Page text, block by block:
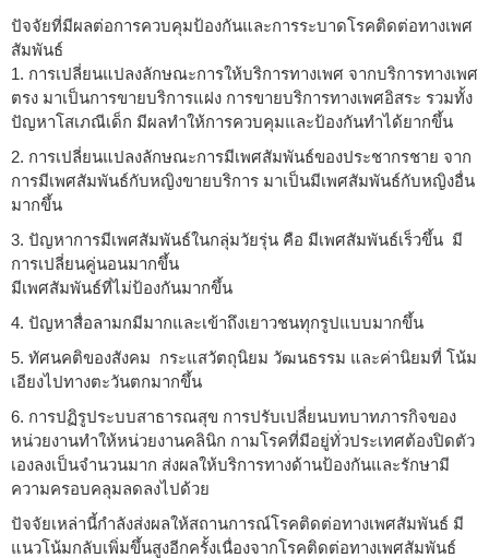
ปัจจัยที่มีผลต่อการควบคุมป้องกันและการระบาดโรคติดต่อทางเพศ
สัมพันธ์
1. การเปลี่ยนแปลงลักษณะการให้บริการทางเพศ จากบริการทางเพศ
ตรง มาเป็นการขายบริการแฝง การขายบริการทางเพศอิสระ รวมทั้ง
ปัญหาโสเภณีเด็ก มีผลทำให้การควบคุมและป้องกันทำได้ยากขึ้น
2. การเปลี่ยนแปลงลักษณะการมีเพศสัมพันธ์ของประชากรชาย จาก
การมีเพศสัมพันธ์กับหญิงขายบริการ มาเป็นมีเพศสัมพันธ์กับหญิงอื่น
มากขึ้น
3. ปัญหาการมีเพศสัมพันธ์ในกลุ่มวัยรุ่น คือ มีเพศสัมพันธ์เร็วขึ้น มี
การเปลี่ยนคู่นอนมากขึ้น
มีเพศสัมพันธ์ที่ไม่ป้องกันมากขึ้น
4. ปัญหาสื่อลามกมีมากและเข้าถึงเยาวชนทุกรูปแบบมากขึ้น
5. ทัศนคติของสังคม กระแสวัตถุนิยม วัฒนธรรม และค่านิยมที่ โน้ม
เอียงไปทางตะวันตกมากขึ้น
6. การปฏิรูประบบสาธารณสุข การปรับเปลี่ยนบทบาทภารกิจของ
หน่วยงานทำให้หน่วยงานคลินิก กามโรคที่มีอยู่ทั่วประเทศต้องปิดตัว
เองลงเป็นจำนวนมาก ส่งผลให้บริการทางด้านป้องกันและรักษามี
ความครอบคลุมลดลงไปด้วย
ปัจจัยเหล่านี้กำลังส่งผลให้สถานการณ์โรคติดต่อทางเพศสัมพันธ์ มี
แนวโน้มกลับเพิ่มขึ้นสูงอีกครั้งเนื่องจากโรคติดต่อทางเพศสัมพันธ์